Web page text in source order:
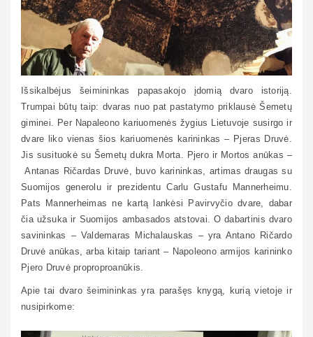
Išsikalbėjus šeimininkas papasakojo įdomią dvaro istoriją.
Trumpai būtų taip: dvaras nuo pat pastatymo priklausė Šemetų
giminei. Per Napaleono kariuomenės žygius Lietuvoje susirgo ir
dvare liko vienas šios kariuomenės karininkas – Pjeras Druvė.
Jis susituokė su Šemetų dukra Morta. Pjero ir Mortos anūkas –
Antanas Ričardas Druvė, buvo karininkas, artimas draugas su
Suomijos generolu ir prezidentu Carlu Gustafu Mannerheimu.
Pats Mannerheimas ne kartą lankėsi Pavirvyčio dvare, dabar
čia užsuka ir Suomijos ambasados atstovai. O dabartinis dvaro
savininkas – Valdemaras Michalauskas – yra Antano Ričardo
Druvė anūkas, arba kitaip tariant – Napoleono armijos karininko
Pjero Druvė proproproanūkis.
Apie tai dvaro šeimininkas yra parašęs knygą, kurią vietoje ir
nusipirkome: